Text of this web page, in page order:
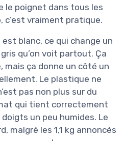
le poignet dans tous les
c’est vraiment pratique.
blanc, ce qui change un
qu’on voit partout. Ça
mais ça donne un côté un
Le plastique ne
pas non plus sur du
qui tient correctement
un peu humides. Le
malgré les 1,1 kg annoncés